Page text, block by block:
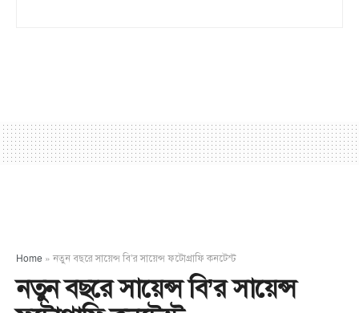
Home » নতুন বছরে সায়েন্স বি’র সায়েন্স ফটোগ্রাফি কনটেস্ট
নতুন বছরে সায়েন্স বি’র সায়েন্স